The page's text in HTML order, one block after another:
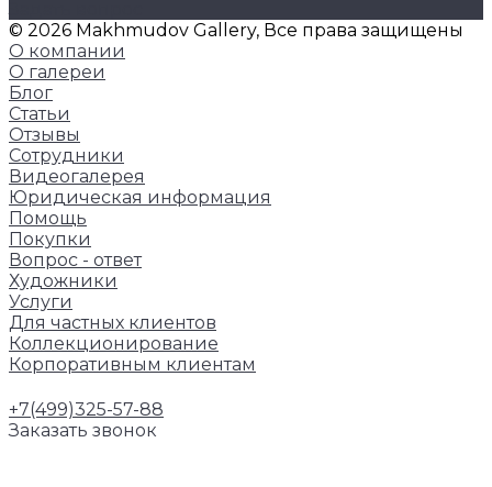
© 2026 Makhmudov Gallery, Все права защищены
О компании
О галереи
Блог
Статьи
Отзывы
Сотрудники
Видеогалерея
Юридическая информация
Помощь
Покупки
Вопрос - ответ
Художники
Услуги
Для частных клиентов
Коллекционирование
Корпоративным клиентам
+7(499)325-57-88
Заказать звонок